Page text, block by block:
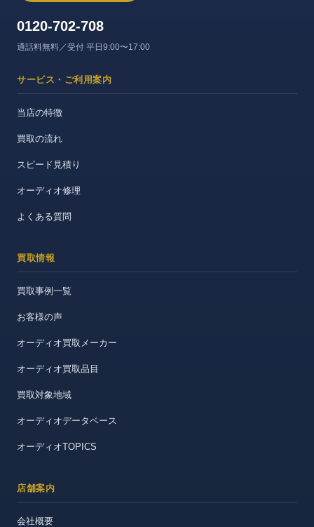
0120-702-708
通話料無料／受付 平日9:00〜17:00
サービス・ご利用案内
当店の特徴
買取の流れ
スピード見積り
オーディオ修理
よくある質問
買取情報
買取事例一覧
お客様の声
オーディオ買取メーカー
オーディオ買取品目
買取対象地域
オーディオデータベース
オーディオTOPICS
店舗案内
会社概要